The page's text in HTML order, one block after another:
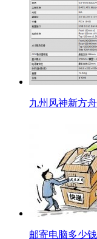
九州风神新方
邮寄电脑多少